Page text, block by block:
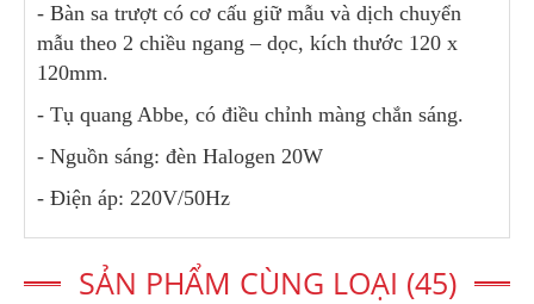
- Bàn sa trượt có cơ cấu giữ mẫu và dịch chuyển
mẫu theo 2 chiều ngang – dọc, kích thước 120 x
120mm.
- Tụ quang Abbe, có điều chỉnh màng chắn sáng.
- Nguồn sáng: đèn Halogen 20W
- Điện áp: 220V/50Hz
SẢN PHẨM CÙNG LOẠI (45)